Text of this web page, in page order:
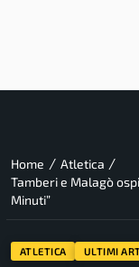
Home / Atletica /
Tamberi e Malagò
Minuti”
ATLETICA ULTIMI